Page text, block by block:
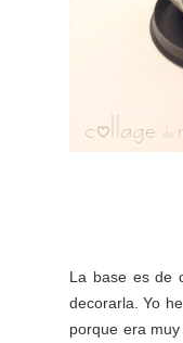
La base es de
decorarla. Yo
porque era